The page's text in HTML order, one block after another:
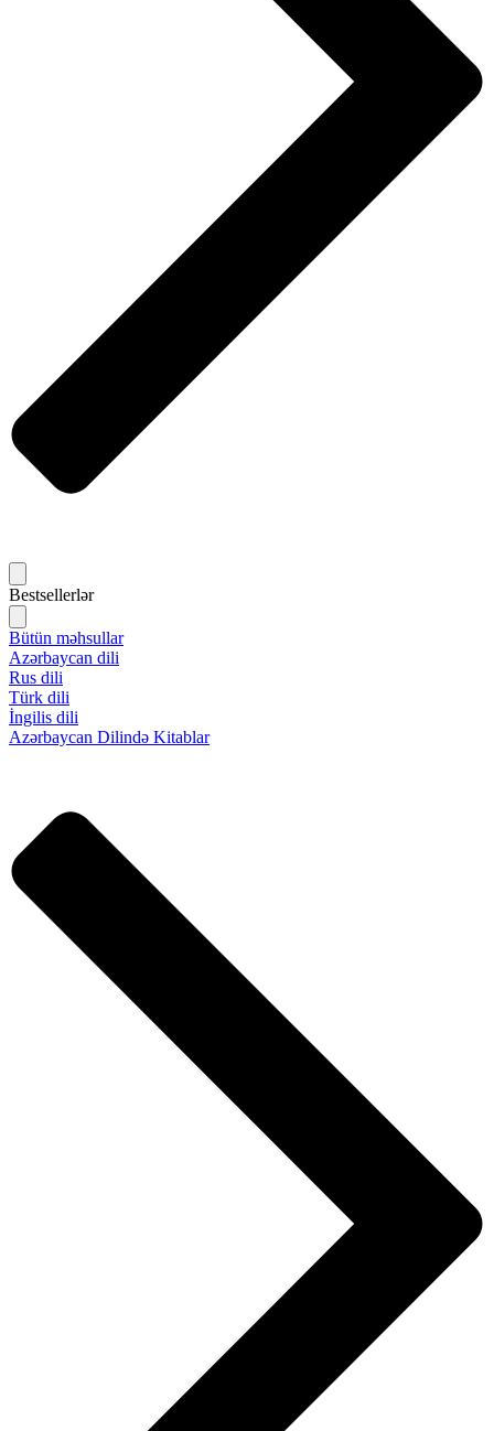
Bestsellerlər
Bütün məhsullar
Azərbaycan dili
Rus dili
Türk dili
İngilis dili
Azərbaycan Dilində Kitablar